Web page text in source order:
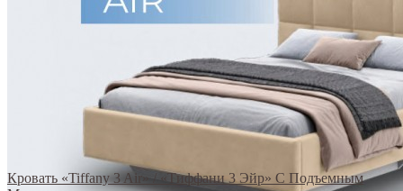
Кровать «Tiffany 3 Air» / «Тиффани 3 Эйр» С Подъемным